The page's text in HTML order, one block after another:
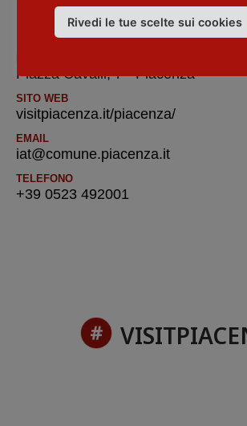
IAT R Piacenza
Piazza Cavalli, 7 - Piacenza
SITO WEB
visitpiacenza.it/piacenza/
EMAIL
iat@comune.piacenza.it
TELEFONO
+39 0523 492001
Rivedi le tue scelte sui cookies